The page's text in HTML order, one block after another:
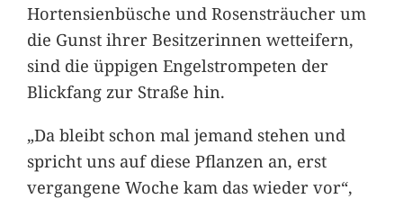
Hortensienbüsche und Rosensträucher um
die Gunst ihrer Besitzerinnen wetteifern,
sind die üppigen Engelstrompeten der
Blickfang zur Straße hin.
„Da bleibt schon mal jemand stehen und
spricht uns auf diese Pflanzen an, erst
vergangene Woche kam das wieder vor“,